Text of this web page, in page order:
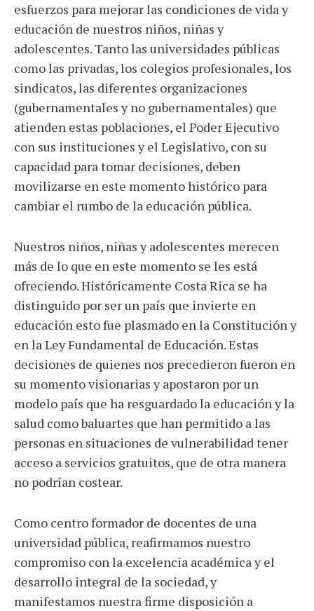
esfuerzos para mejorar las condiciones de vida y
educación de nuestros niños, niñas y
adolescentes. Tanto las universidades públicas
como las privadas, los colegios profesionales, los
sindicatos, las diferentes organizaciones
(gubernamentales y no gubernamentales) que
atienden estas poblaciones, el Poder Ejecutivo
con sus instituciones y el Legislativo, con su
capacidad para tomar decisiones, deben
movilizarse en este momento histórico para
cambiar el rumbo de la educación pública.
Nuestros niños, niñas y adolescentes merecen
más de lo que en este momento se les está
ofreciendo. Históricamente Costa Rica se ha
distinguido por ser un país que invierte en
educación esto fue plasmado en la Constitución y
en la Ley Fundamental de Educación. Estas
decisiones de quienes nos precedieron fueron en
su momento visionarias y apostaron por un
modelo país que ha resguardado la educación y la
salud como baluartes que han permitido a las
personas en situaciones de vulnerabilidad tener
acceso a servicios gratuitos, que de otra manera
no podrían costear.
Como centro formador de docentes de una
universidad pública, reafirmamos nuestro
compromiso con la excelencia académica y el
desarrollo integral de la sociedad, y
manifestamos nuestra firme disposición a